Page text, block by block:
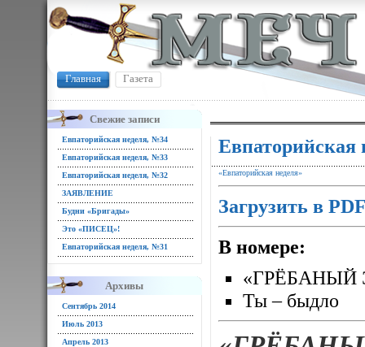
Главная Газета
Свежие записи
Евпаторийская неделя, №34
Евпаторийская неделя, №33
Евпаторийская неделя, №32
ЗАЯВЛЕНИЕ
Будни «Бригады»
Это «ПИСЕЦ»!
Евпаторийская неделя, №31
Архивы
Сентябрь 2014
Июль 2013
Апрель 2013
Евпаторийская
«Евпаторийская неделя»
Загрузить в
В номере:
«ГРЁБАНЫЙ
Ты – быдло